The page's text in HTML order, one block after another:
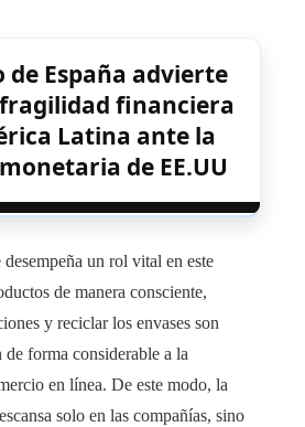
de España advierte
financiera
Latina ante la
de EE.UU
un rol vital en este
de manera consciente,
y reciclar los envases son
de forma considerable a la
en línea. De este modo, la
solo en las compañías, sino